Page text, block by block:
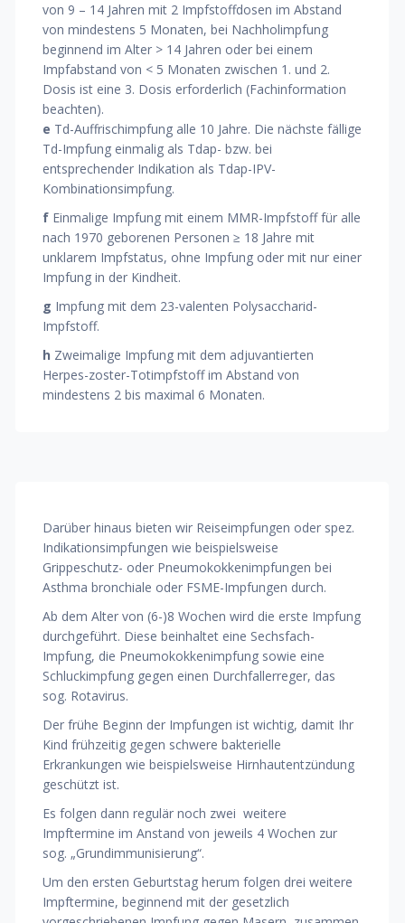
von 9 – 14 Jahren mit 2 Impfstoffdosen im Abstand
von mindestens 5 Monaten, bei Nachholimpfung
beginnend im Alter > 14 Jahren oder bei einem
Impfabstand von < 5 Monaten zwischen 1. und 2.
Dosis ist eine 3. Dosis erforderlich (Fachinformation
beachten).
e Td-Auffrischimpfung alle 10 Jahre. Die nächste fällige
Td-Impfung einmalig als Tdap- bzw. bei
entsprechender Indikation als Tdap-IPV-
Kombinationsimpfung.
f Einmalige Impfung mit einem MMR-Impfstoff für alle
nach 1970 geborenen Personen ≥ 18 Jahre mit
unklarem Impfstatus, ohne Impfung oder mit nur einer
Impfung in der Kindheit.
g Impfung mit dem 23-valenten Polysaccharid-
Impfstoff.
h Zweimalige Impfung mit dem adjuvantierten
Herpes-zoster-Totimpfstoff im Abstand von
mindestens 2 bis maximal 6 Monaten.
Darüber hinaus bieten wir Reiseimpfungen oder spez.
Indikationsimpfungen wie beispielsweise
Grippeschutz- oder Pneumokokkenimpfungen bei
Asthma bronchiale oder FSME-Impfungen durch.
Ab dem Alter von (6-)8 Wochen wird die erste Impfung
durchgeführt. Diese beinhaltet eine Sechsfach-
Impfung, die Pneumokokkenimpfung sowie eine
Schluckimpfung gegen einen Durchfallerreger, das
sog. Rotavirus.
Der frühe Beginn der Impfungen ist wichtig, damit Ihr
Kind frühzeitig gegen schwere bakterielle
Erkrankungen wie beispielsweise Hirnhautentzündung
geschützt ist.
Es folgen dann regulär noch zwei weitere
Impftermine im Anstand von jeweils 4 Wochen zur
sog. „Grundimmunisierung“.
Um den ersten Geburtstag herum folgen drei weitere
Impftermine, beginnend mit der gesetzlich